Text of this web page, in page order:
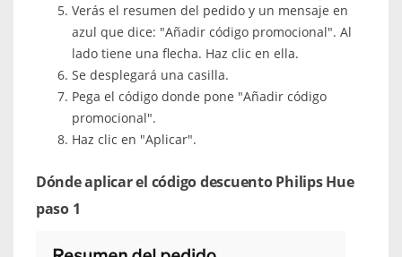
Verás el resumen del pedido y un mensaje en
azul que dice: "Añadir código promocional". Al
lado tiene una flecha. Haz clic en ella.
Se desplegará una casilla.
Pega el código donde pone "Añadir código
promocional".
Haz clic en "Aplicar".
Dónde aplicar el código descuento Philips Hue
paso 1